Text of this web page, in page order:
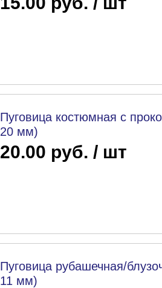
Пуговица костюмная с
20 мм)
20.00 руб. / шт
Пуговица рубашечная/
11 мм)